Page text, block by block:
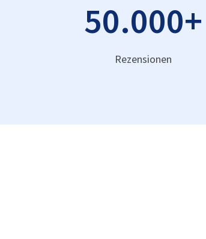
50.000+
Rezensionen